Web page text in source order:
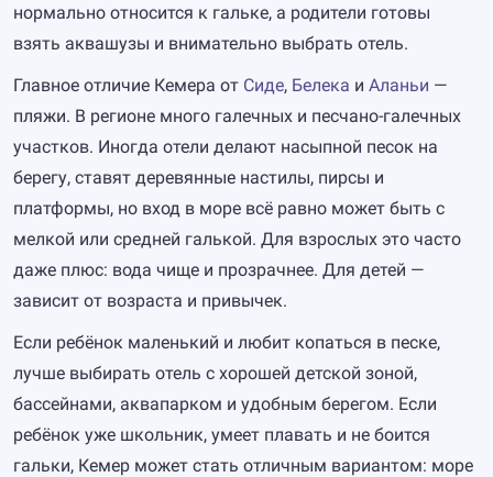
нормально относится к гальке, а родители готовы
взять аквашузы и внимательно выбрать отель.
Главное отличие Кемера от Сиде, Белека и Аланьи —
пляжи. В регионе много галечных и песчано-галечных
участков. Иногда отели делают насыпной песок на
берегу, ставят деревянные настилы, пирсы и
платформы, но вход в море всё равно может быть с
мелкой или средней галькой. Для взрослых это часто
даже плюс: вода чище и прозрачнее. Для детей —
зависит от возраста и привычек.
Если ребёнок маленький и любит копаться в песке,
лучше выбирать отель с хорошей детской зоной,
бассейнами, аквапарком и удобным берегом. Если
ребёнок уже школьник, умеет плавать и не боится
гальки, Кемер может стать отличным вариантом: море